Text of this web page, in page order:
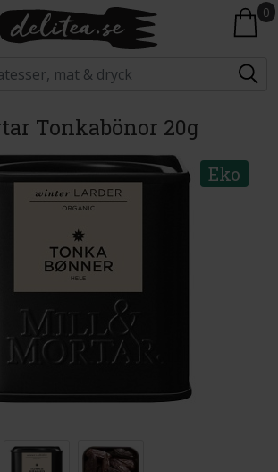
0
Tonkabönor 20g
Eko